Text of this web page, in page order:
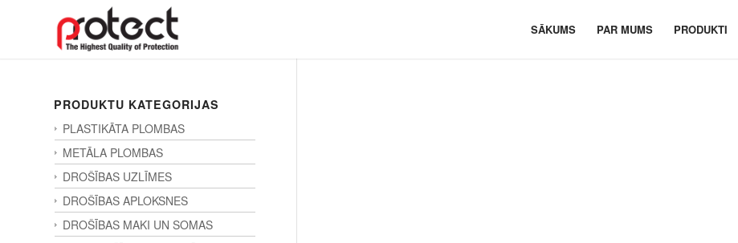
SĀKUMS PAR MUMS PRODUKTI
PRODUKTU KATEGORIJAS
PLASTIKĀTA PLOMBAS
METĀLA PLOMBAS
DROŠĪBAS UZLĪMES
DROŠĪBAS APLOKSNES
DROŠĪBAS MAKI UN SOMAS